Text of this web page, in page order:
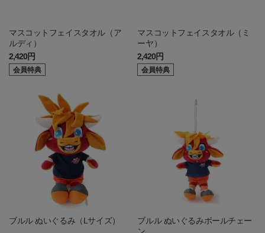
マスコットフェイスタオル（ア
ルディ）
2,420円
会員特典
マスコットフェイスタオル（ミ
ーヤ）
2,420円
会員特典
ブルル ぬいぐるみ（Lサイズ）
ブルル ぬいぐるみボールチェー